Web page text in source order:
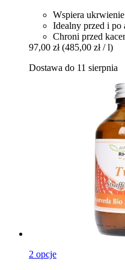
Wspiera ukrwienie
Idealny przed i po
Chroni przed
97,00 zł (485,00 zł / l)
Dostawa do 11 sierpnia
2 opcje